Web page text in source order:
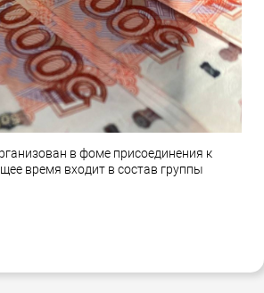
в фоме присоединения к
время входит в состав группы